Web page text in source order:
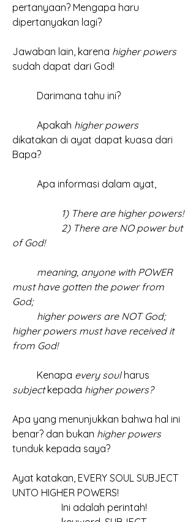
pertanyaan? Mengapa haru
dipertanyakan lagi?
Jawaban lain, karena higher powers
sudah dapat dari God!
	Darimana tahu ini?
	Apakah
higher powers
dikatakan di ayat dapat kuasa dari
Bapa?
	Apa informasi dalam ayat,
		1) There are higher powers!
of God!
must have gotten the power from
God;
higher powers must have received it
from God!
	Kenapa
every soul
subject kepada higher powers?
Apa yang menunjukkan bahwa hal ini
benar? dan bukan higher powers
tunduk kepada saya?
Ayat katakan, EVERY SOUL SUBJECT
UNTO HIGHER POWERS!
		Ini adalah perintah!